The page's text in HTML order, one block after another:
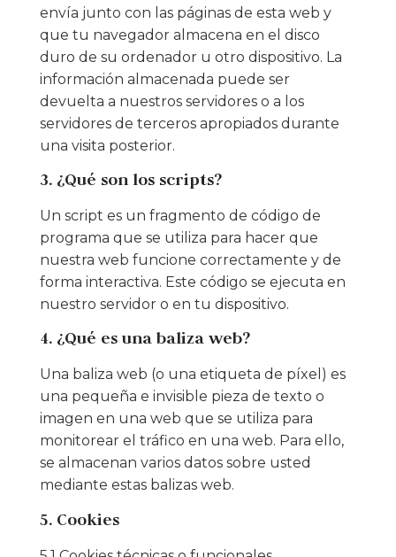
envía junto con las páginas de esta web y
que tu navegador almacena en el disco
duro de su ordenador u otro dispositivo. La
información almacenada puede ser
devuelta a nuestros servidores o a los
servidores de terceros apropiados durante
una visita posterior.
3. ¿Qué son los scripts?
Un script es un fragmento de código de
programa que se utiliza para hacer que
nuestra web funcione correctamente y de
forma interactiva. Este código se ejecuta en
nuestro servidor o en tu dispositivo.
4. ¿Qué es una baliza web?
Una baliza web (o una etiqueta de píxel) es
una pequeña e invisible pieza de texto o
imagen en una web que se utiliza para
monitorear el tráfico en una web. Para ello,
se almacenan varios datos sobre usted
mediante estas balizas web.
5. Cookies